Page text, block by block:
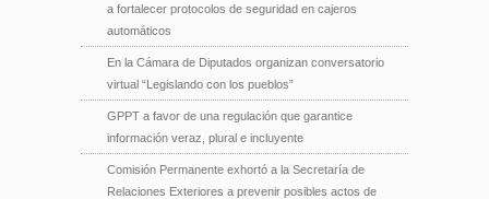
a fortalecer protocolos de seguridad en cajeros
automáticos
En la Cámara de Diputados organizan conversatorio
virtual “Legislando con los pueblos”
GPPT a favor de una regulación que garantice
información veraz, plural e incluyente
Comisión Permanente exhortó a la Secretaría de
Relaciones Exteriores a prevenir posibles actos de